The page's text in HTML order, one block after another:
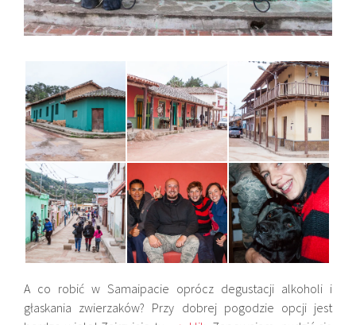
A co robić w Samaipacie oprócz degustacji alkoholi i
głaskania zwierzaków? Przy dobrej pogodzie opcji jest